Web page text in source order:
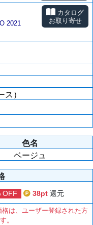
2021
カタログ
お取り寄せ
）
色名
ベージュ
OFF 38pt 還元
は、ユーザー登録された方
。